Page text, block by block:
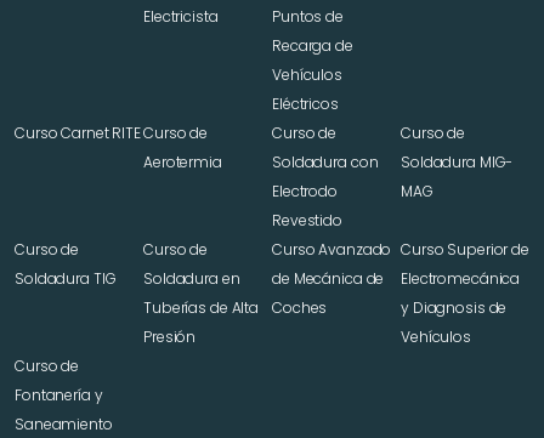
Electricista
Puntos de
Recarga de
Vehículos
Eléctricos
Curso Carnet RITECurso de
Aerotermia
Curso de
Soldadura con
Electrodo
Revestido
Curso de
Soldadura MIG-
MAG
Curso de
Soldadura TIG
Curso de
Soldadura en
Tuberías de Alta
Presión
Curso Avanzado
de Mecánica de
Coches
Curso Superior de
Electromecánica
y Diagnosis de
Vehículos
Curso de
Fontanería y
Saneamiento